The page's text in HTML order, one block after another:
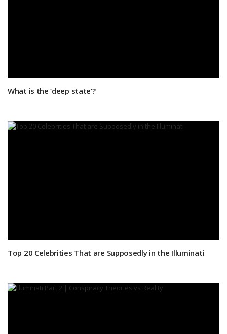
What is the ‘deep state’?
Top 20 Celebrities That are Supposedly in the Illuminati